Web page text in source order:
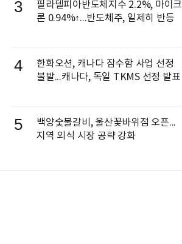
3
필라델피아반도체지수 2.2%, 마이크
론 0.94%↑...반도체주, 일제히 반등
4
한화오션, 캐나다 잠수함 사업 선정
불발...캐나다, 독일 TKMS 선정 발표
5
백양숯불갈비, 울산꽃바위점 오픈...
지역 외식 시장 공략 강화